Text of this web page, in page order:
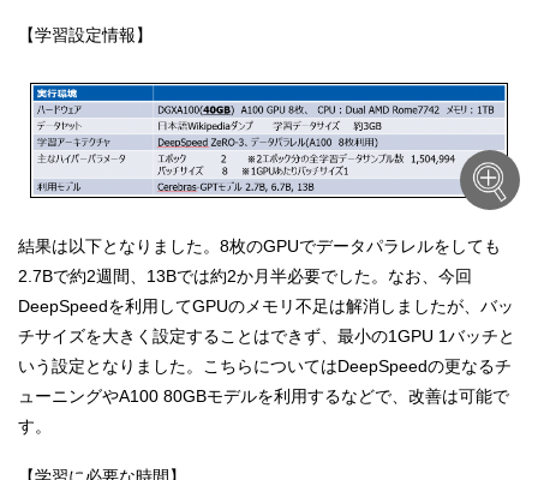
【学習設定情報】
結果は以下となりました。8枚のGPUでデータパラレルをしても
2.7Bで約2週間、13Bでは約2か月半必要でした。なお、今回
DeepSpeedを利用してGPUのメモリ不足は解消しましたが、バッ
チサイズを大きく設定することはできず、最小の1GPU 1バッチと
いう設定となりました。こちらについてはDeepSpeedの更なるチ
ューニングやA100 80GBモデルを利用するなどで、改善は可能で
す。